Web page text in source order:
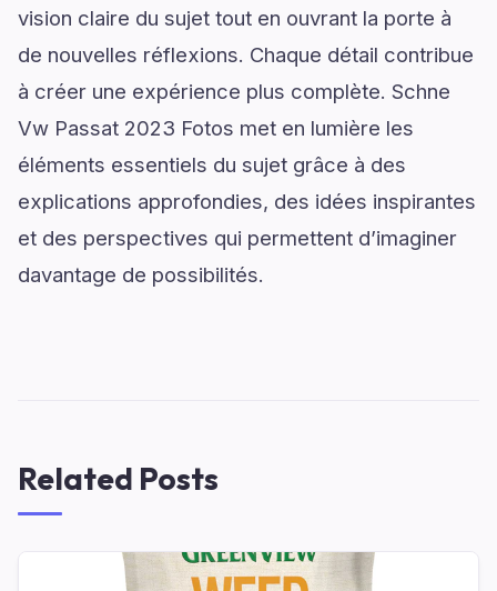
vision claire du sujet tout en ouvrant la porte à
de nouvelles réflexions. Chaque détail contribue
à créer une expérience plus complète. Schne
Vw Passat 2023 Fotos met en lumière les
éléments essentiels du sujet grâce à des
explications approfondies, des idées inspirantes
et des perspectives qui permettent d’imaginer
davantage de possibilités.
Related Posts